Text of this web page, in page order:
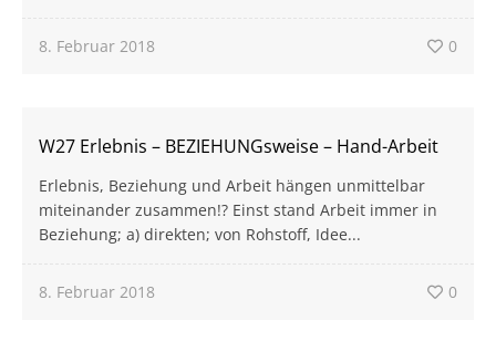
8. Februar 2018 0
W27 Erlebnis – BEZIEHUNGsweise – Hand-Arbeit
Erlebnis, Beziehung und Arbeit hängen unmittelbar
miteinander zusammen!? Einst stand Arbeit immer in
Beziehung; a) direkten; von Rohstoff, Idee...
8. Februar 2018 0